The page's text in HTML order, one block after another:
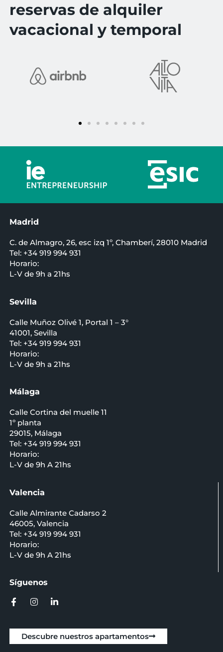
reservas de alquiler
vacacional y temporal
Madrid
C. de Almagro, 26, esc izq 1º, Chamberí, 28010 Madrid
Tel: +34 919 994 931
Horario:
L-V de 9h a 21hs
Sevilla
Calle Muñoz Olivé 1, Portal 1 – 3°
41001, Sevilla
Tel: +34 919 994 931
Horario:
L-V de 9h a 21hs
Málaga
Calle Cortina del muelle 11
1º planta
29015, Málaga
Tel: +34 919 994 931
Horario:
L-V de 9h A 21hs
Valencia
Calle Almirante Cadarso 2
46005, Valencia
Tel: +34 919 994 931
Horario:
L-V de 9h A 21hs
Síguenos
Descubre nuestros apartamentos